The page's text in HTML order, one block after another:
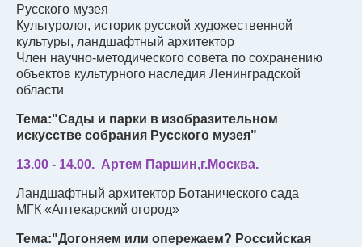
Русского музея
Культуролог, историк русской художественной
культуры, ландшафтный архитектор
Член научно-методического совета по сохранению
объектов культурного наследия Ленинградской
области
Тема:"Сады и парки в изобразительном
искусстве собрания Русского музея"
13.00 - 14.00. Артем Паршин,г.Москва.
Ландшафтный архитектор Ботанического сада
МГК «Аптекарский огород»
Тема:"Догоняем или опережаем? Российская